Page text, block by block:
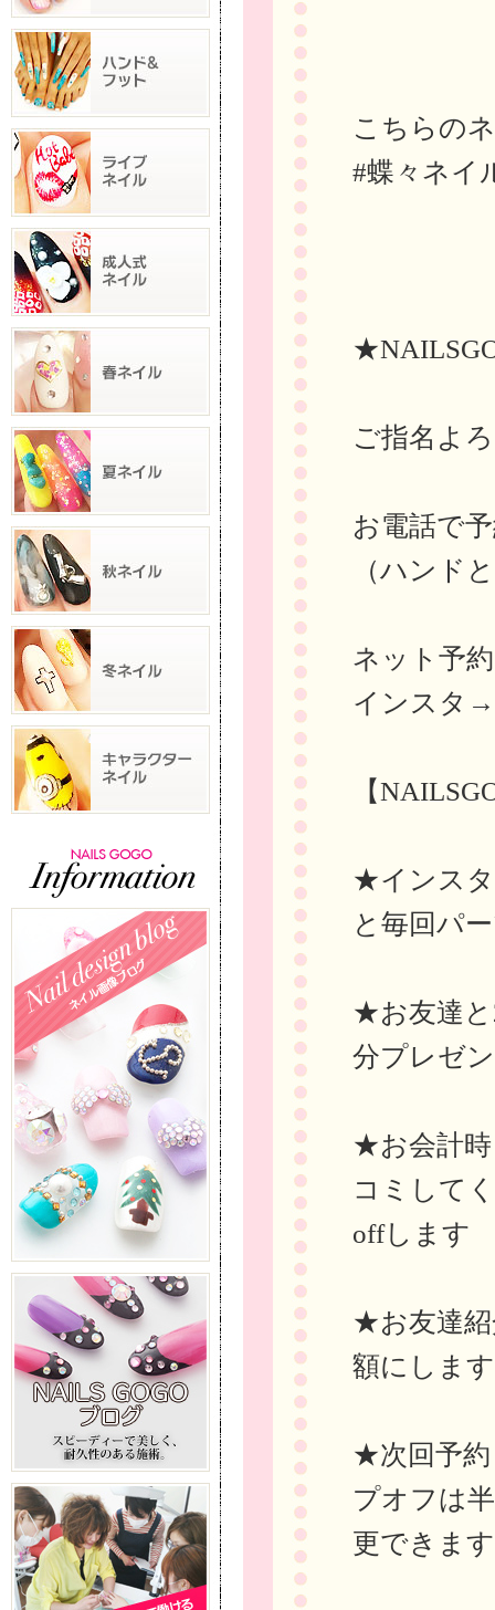
こちらの
#蝶々ネイ
ご指名よ
お電話で
（ハンド
ネット予
インスタ
【
★インスタ
と毎回パ
★お友達と
分プレゼ
★お会計時
コミして
offします
★お友達紹
額にしま
★次回予約
プオフは
更できま